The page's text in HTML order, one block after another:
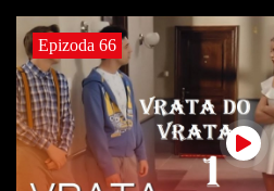
Epizoda 66